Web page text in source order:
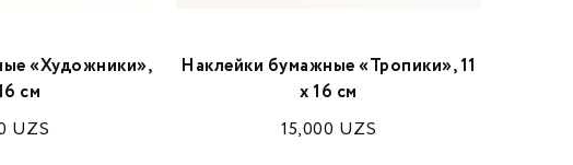
«Художники»,
см
UZS
Наклейки бумажные «Тропики», 11
х 16 см
15,000 UZS